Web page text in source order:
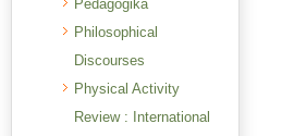
Pedagogika
Philosophical
Discourses
Physical Activity
Review : International